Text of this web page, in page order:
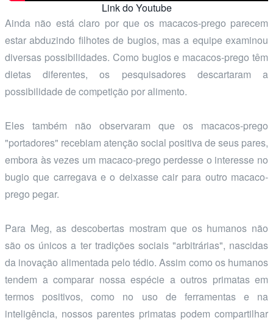
Link do Youtube
Ainda não está claro por que os macacos-prego parecem
estar abduzindo filhotes de bugios, mas a equipe examinou
diversas possibilidades. Como bugios e macacos-prego têm
dietas diferentes, os pesquisadores descartaram a
possibilidade de competição por alimento.
Eles também não observaram que os macacos-prego
"portadores" recebiam atenção social positiva de seus pares,
embora às vezes um macaco-prego perdesse o interesse no
bugio que carregava e o deixasse cair para outro macaco-
prego pegar.
Para Meg, as descobertas mostram que os humanos não
são os únicos a ter tradições sociais "arbitrárias", nascidas
da inovação alimentada pelo tédio. Assim como os humanos
tendem a comparar nossa espécie a outros primatas em
termos positivos, como no uso de ferramentas e na
inteligência, nossos parentes primatas podem compartilhar